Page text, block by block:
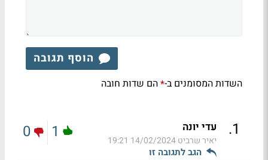
הוסף תגובה
השדות המסומנים ב-*הם שדות חובה
1
. עדי יונה
יאיר שרביט14/02/2024 19:21
הגב לתגובה זו
1
0